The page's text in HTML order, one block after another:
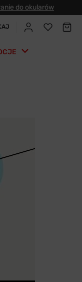
do okularów